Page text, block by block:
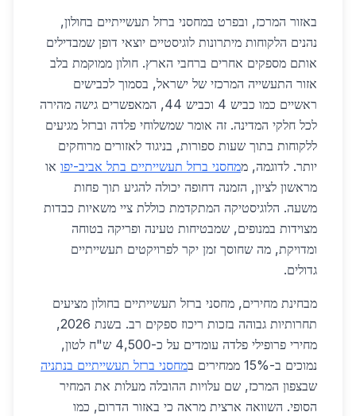
באזור המרכז, ובפרט במחסני ברזל תעשייתיים בחולון,
נהנים הלקוחות מיתרונות לוגיסטיים יוצאי דופן שמבדילים
אותם מספקים אחרים ברחבי הארץ. חולון ממוקמת בלב
אזור התעשייה המרכזי של ישראל, בסמוך לכבישים
ראשיים כמו כביש 4 וכביש 44, המאפשרים גישה מהירה
לכל חלקי המדינה. זה אומר שמשלוחי פלדה וברזל מגיעים
ללקוחות בתוך שעות ספורות, בניגוד לאזורים מרוחקים
יותר. לדוגמה, ממחסני ברזל תעשייתיים בתל אביב-יפו או
מראשון לציון, הזמנה דחופה יכולה להגיע תוך פחות
משעה. הלוגיסטיקה המתקדמת כוללת ציי משאיות כבדות
מצוידות במנופים, שמבטיחות טעינה ופריקה בטוחה
ומדויקת, מה שחוסך זמן יקר לפרויקטים תעשייתיים
גדולים.
מבחינת מחירים, מחסני ברזל תעשייתיים בחולון מציעים
תחרותיות גבוהה בזכות ריכוז ספקים רב. בשנת 2026,
מחירי פרופילי פלדה עומדים על כ-4,500 ש"ח לטון,
נמוכים ב-15% ממחירים ב
מחסני ברזל תעשייתיים בנתניה
שבצפון המרכז, שם עלויות ההובלה מעלות את המחיר
הסופי. השוואה ארצית מראה כי באזור הדרום, כמו